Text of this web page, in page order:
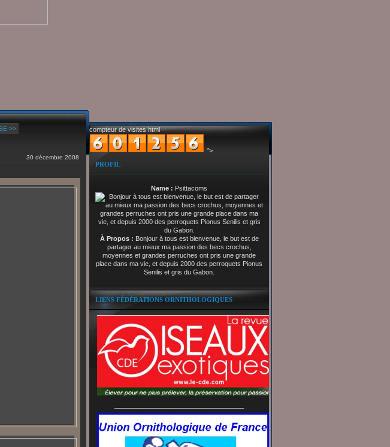
>>
30 décembre 2008
compteur de visites html
">
PROFIL
Name : Psittacoms
À Propos : Bonjour à tous est bienvenue, le but est de
partager au mieux ma passion des becs crochus,
moyennes et grandes perruches ont pris une grande
place dans ma vie, et depuis 2000 des perroquets Pionus
Senilis et gris du Gabon.
LIENS FÉDÉRATIONS ORNITHOLOGIQUES